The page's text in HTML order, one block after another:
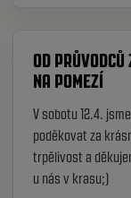
OD
NA POMEZÍ
V sobotu 12.4.
poděkovat za
trpělivost a
u nás v krasu;)